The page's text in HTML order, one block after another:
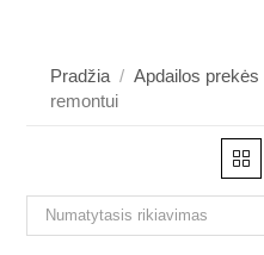
Pradžia / Apdailos prekės
remontui
Numatytasis rikiavimas